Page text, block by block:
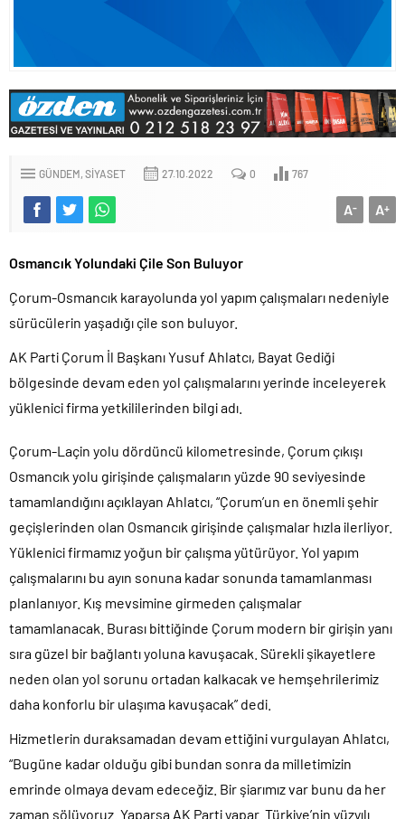
GÜNDEM SIYASET 27.10.2022 0 767
A+
A-
Osmancık Yolundaki Çile Son Buluyor
Çorum-Osmancık karayolunda yol yapım çalışmaları nedeniyle
sürücülerin yaşadığı çile son buluyor.
AK Parti Çorum İl Başkanı Yusuf Ahlatcı, Bayat Gediği
bölgesinde devam eden yol çalışmalarını yerinde inceleyerek
yüklenici firma yetkililerinden bilgi adı.
Çorum-Laçin yolu dördüncü kilometresinde, Çorum çıkışı
Osmancık yolu girişinde çalışmaların yüzde 90 seviyesinde
tamamlandığını açıklayan Ahlatcı, “Çorum’un en önemli şehir
geçişlerinden olan Osmancık girişinde çalışmalar hızla ilerliyor.
Yüklenici firmamız yoğun bir çalışma yütürüyor. Yol yapım
çalışmalarını bu ayın sonuna kadar sonunda tamamlanması
planlanıyor. Kış mevsimine girmeden çalışmalar
tamamlanacak. Burası bittiğinde Çorum modern bir girişin yanı
sıra güzel bir bağlantı yoluna kavuşacak. Sürekli şikayetlere
neden olan yol sorunu ortadan kalkacak ve hemşehrilerimiz
daha konforlu bir ulaşıma kavuşacak” dedi.
Hizmetlerin duraksamadan devam ettiğini vurgulayan Ahlatcı,
“Bugüne kadar olduğu gibi bundan sonra da milletimizin
emrinde olmaya devam edeceğiz. Bir şiarımız var bunu da her
zaman sölüyoruz. Yaparsa AK Parti yapar. Türkiye’nin yüzyılı